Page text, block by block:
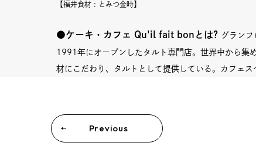
【福井食材 : とみつ金時】
●ケーキ・カフェ Qu'il fait bon とは? グラン
1991年にオープンしたタルト専門店。世界中から集
材にこだわり、タルトとして提供している。カフェス
Previous